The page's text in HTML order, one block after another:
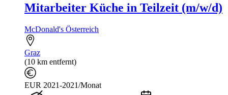
Mitarbeiter Küche in Teilzeit (m/w/d)
McDonald's Österreich
Graz
(10 km entfernt)
EUR 2021-2021/Monat